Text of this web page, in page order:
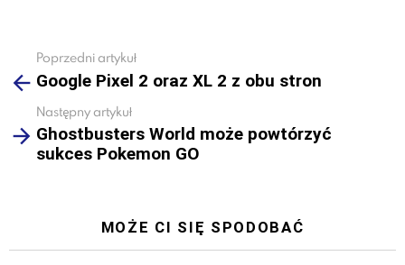
more
Poprzedni artykuł
Google Pixel 2 oraz XL 2 z obu stron
Następny artykuł
Ghostbusters World może powtórzyć
sukces Pokemon GO
MOŻE CI SIĘ SPODOBAĆ